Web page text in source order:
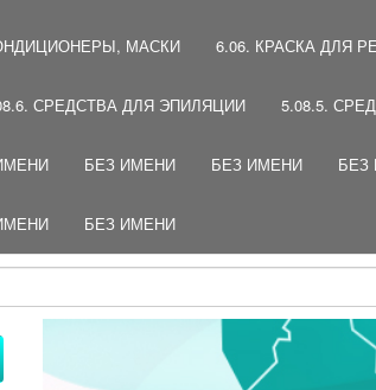
МАСКИ 6.06. КРАСКА ДЛЯ
СРЕДСТВА ДЛЯ ЭПИЛЯЦИИ 5.08.5.
БЕЗ ИМЕНИ БЕЗ ИМЕНИ БЕЗ
БЕЗ ИМЕНИ